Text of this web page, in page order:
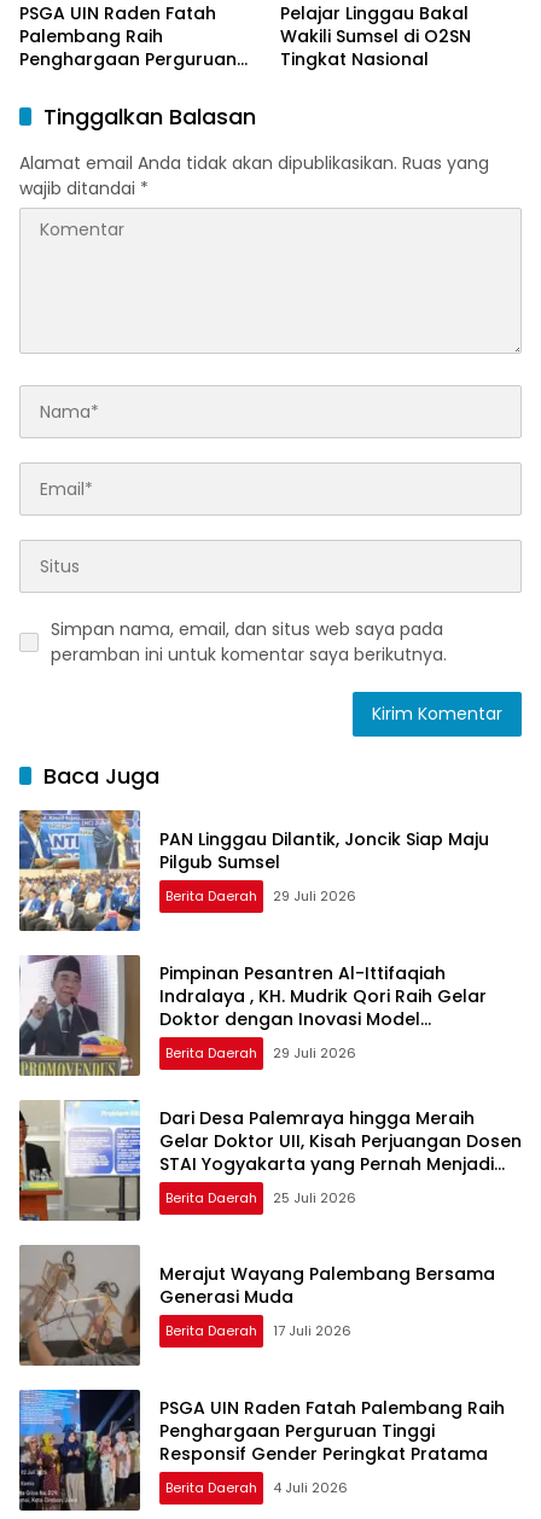
PSGA UIN Raden Fatah
Palembang Raih
Penghargaan Perguruan
Peringkat Pratama
Pelajar Linggau Bakal
Wakili Sumsel di O2SN
Tingkat Nasional
Tinggalkan Balasan
Alamat email Anda tidak akan dipublikasikan. Ruas yang
wajib ditandai *
Simpan nama, email, dan situs web saya pada
peramban ini untuk komentar saya berikutnya.
Baca Juga
PAN Linggau Dilantik, Joncik Siap Maju
Pilgub Sumsel
Berita Daerah 29 Juli 2026
Pimpinan Pesantren Al-Ittifaqiah
Indralaya , KH. Mudrik Qori Raih Gelar
Doktor dengan Inovasi Model
Pembelajaran Nagham Al-Qur’an di UMM
Berita Daerah 29 Juli 2026
Dari Desa Palemraya hingga Meraih
Gelar Doktor UII, Kisah Perjuangan Dosen
STAI Yogyakarta yang Pernah Menjadi
Driver Taksi Online
Berita Daerah 25 Juli 2026
Merajut Wayang Palembang Bersama
Generasi Muda
Berita Daerah 17 Juli 2026
PSGA UIN Raden Fatah Palembang Raih
Penghargaan Perguruan Tinggi
Responsif Gender Peringkat Pratama
Berita Daerah 4 Juli 2026